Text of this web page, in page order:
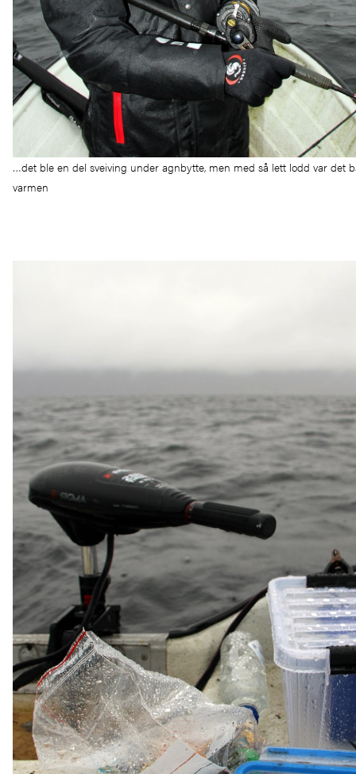
…det ble en del sveiving under agnbytte, men med så lett lodd var det
varmen